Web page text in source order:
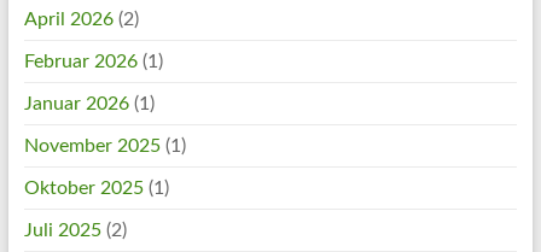
April 2026(2)
Februar 2026(1)
Januar 2026(1)
November 2025(1)
Oktober 2025(1)
Juli 2025(2)